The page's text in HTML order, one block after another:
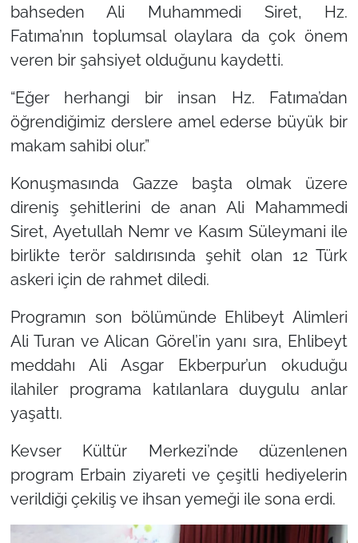
bahseden Ali Muhammedi Siret, Hz.
Fatıma’nın toplumsal olaylara da çok önem
veren bir şahsiyet olduğunu kaydetti.
“Eğer herhangi bir insan Hz. Fatıma’dan
öğrendiğimiz derslere amel ederse büyük bir
makam sahibi olur.”
Konuşmasında Gazze başta olmak üzere
direniş şehitlerini de anan Ali Mahammedi
Siret, Ayetullah Nemr ve Kasım Süleymani ile
birlikte terör saldırısında şehit olan 12 Türk
askeri için de rahmet diledi.
Programın son bölümünde Ehlibeyt Alimleri
Ali Turan ve Alican Görel’in yanı sıra, Ehlibeyt
meddahı Ali Asgar Ekberpur’un okuduğu
ilahiler programa katılanlara duygulu anlar
yaşattı.
Kevser Kültür Merkezi’nde düzenlenen
program Erbain ziyareti ve çeşitli hediyelerin
verildiği çekiliş ve ihsan yemeği ile sona erdi.